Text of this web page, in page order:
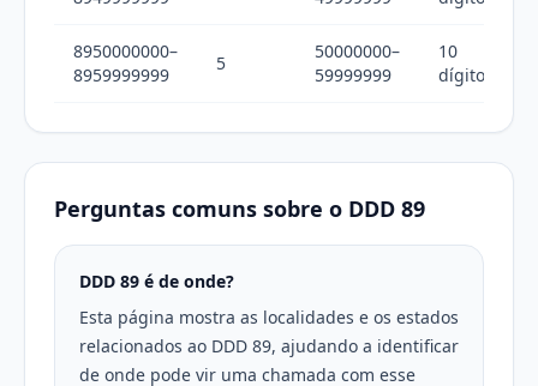
8950000000–
8959999999
5
50000000–
59999999
10
dígitos
Perguntas comuns sobre o DDD 89
DDD 89 é de onde?
Esta página mostra as localidades e os estados
relacionados ao DDD 89, ajudando a identificar
de onde pode vir uma chamada com esse